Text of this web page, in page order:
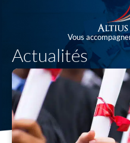
Vous
Actualités